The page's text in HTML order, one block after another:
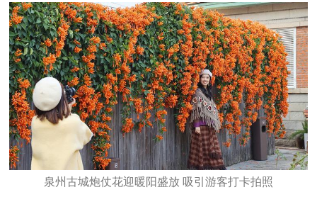
泉州古城炮仗花迎暖阳盛放 吸引游客打卡拍照